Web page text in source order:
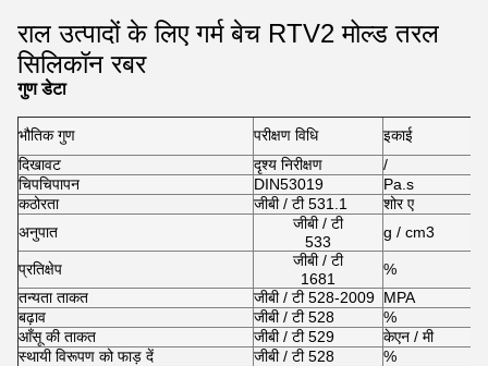
राल उत्पादों के लिए गर्म बेच RTV2 मोल्ड तरल
सिलिकॉन रबर
गुण डेटा
भौतिक गुण परीक्षण विधि इकाई
दिखावट
दृश्य निरीक्षण /
चिपचिपापन
DIN53019 Pa.s
कठोरता
जीबी / टी 531.1 शोर ए
अनुपात
जीबी / टी
533
g / cm3
प्रतिक्षेप
जीबी / टी
1681
%
तन्यता ताकत
जीबी / टी 528-2009 MPA
बढ़ाव
जीबी / टी 528 %
आँसू की ताकत
जीबी / टी 529 केएन / मी
स्थायी विरूपण को फाड़ दें
जीबी / टी 528 %